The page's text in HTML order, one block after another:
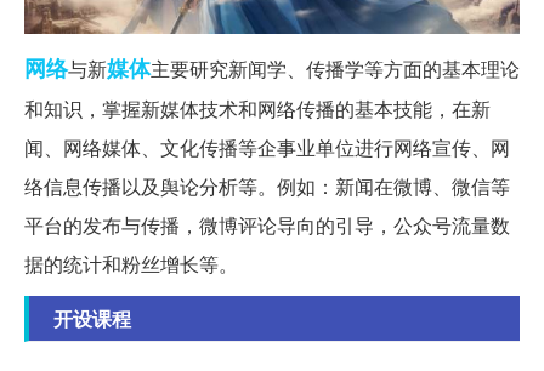
网络与新媒体主要研究新闻学、传播学等方面的基本理论
和知识，掌握新媒体技术和网络传播的基本技能，在新
闻、网络媒体、文化传播等企事业单位进行网络宣传、网
络信息传播以及舆论分析等。例如：新闻在微博、微信等
平台的发布与传播，微博评论导向的引导，公众号流量数
据的统计和粉丝增长等。
开设课程